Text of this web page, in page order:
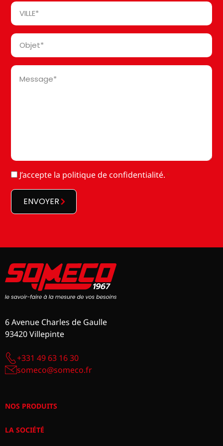
Ville
Objet
Message
RGPD
J’accepte la politique de confidentialité. *
ENVOYER
6 Avenue Charles de Gaulle
93420 Villepinte
+331 49 63 16 30
someco@someco.fr
NOS PRODUITS
LA SOCIÉTÉ